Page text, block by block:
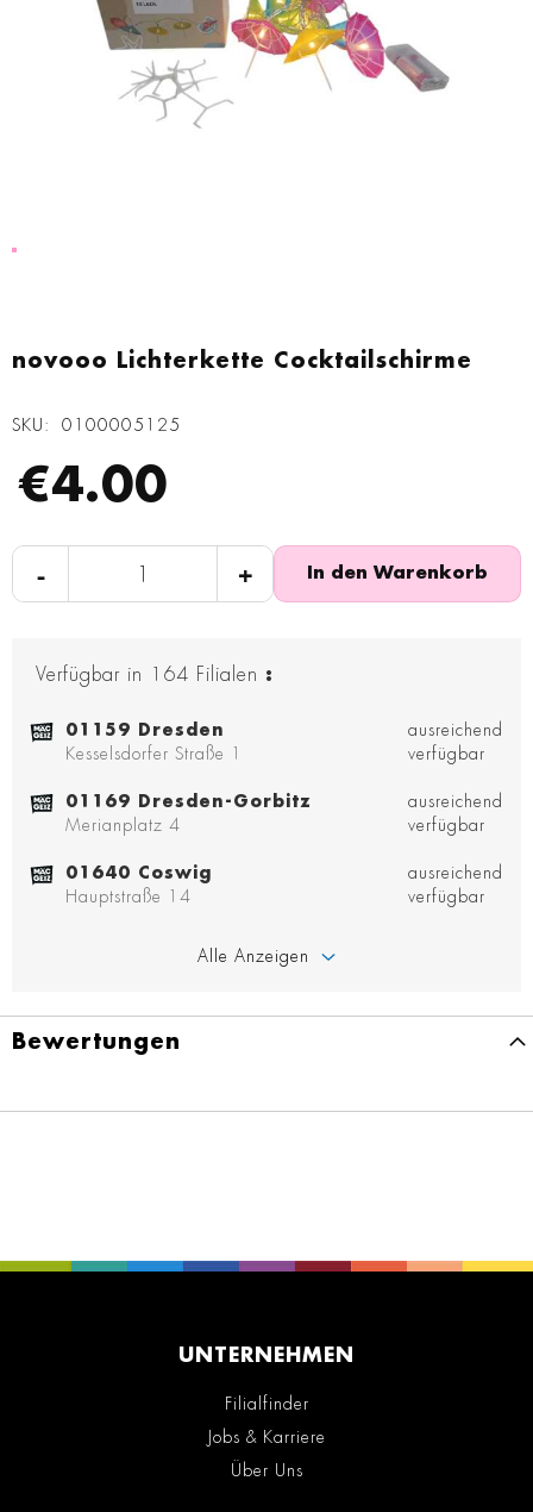
novooo Lichterkette Cocktailschirme
SKU 0100005125
€4.00
- + In den Warenkorb
Verfügbar in 164 Filialen :
01159 Dresden
Kesselsdorfer Straße 1
ausreichend
verfügbar
01169 Dresden-Gorbitz
Merianplatz 4
ausreichend
verfügbar
01640 Coswig
Hauptstraße 14
ausreichend
verfügbar
Alle Anzeigen
Anfang
springen
Bewertungen
UNTERNEHMEN
Filialfinder
Jobs & Karriere
Über Uns